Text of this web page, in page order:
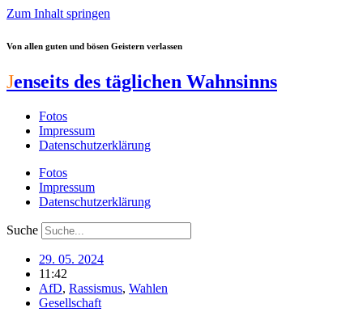
Zum Inhalt springen
Von allen guten und bösen Geistern verlassen
Jenseits des täglichen Wahnsinns
Fotos
Impressum
Datenschutzerklärung
Fotos
Impressum
Datenschutzerklärung
Suche
29. 05. 2024
11:42
AfD, Rassismus, Wahlen
Gesellschaft